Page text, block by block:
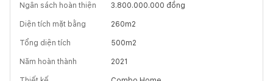
Ngân sách hoàn thiện 3.800.000.000 đồng
Diện tích mặt bằng 260m2
Tổng diện tích 500m2
Năm hoàn thành 2021